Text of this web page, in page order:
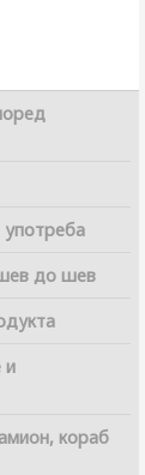
употреба
до шев
и
кораб